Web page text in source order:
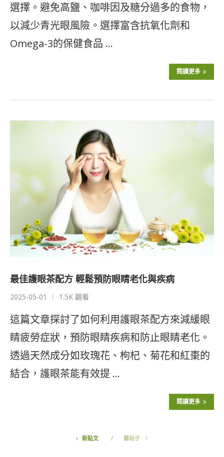
選擇。避免高鹽、咖啡因及糖分過多的食物，
以減少青光眼風險。選擇富含抗氧化劑和
Omega-3的保健食品 …
閱讀更多
最佳護眼茶配方 輕鬆預防眼睛老化與疾病
2025-05-01 1.5K 觀看
這篇文章探討了如何利用護眼茶配方來減緩眼
睛疲勞症狀，預防眼睛疾病和防止眼睛老化。
透過天然成分如玫瑰花、枸杞、菊花和紅棗的
結合，護眼茶能有效提 …
閱讀更多
新貼文 舊帖子